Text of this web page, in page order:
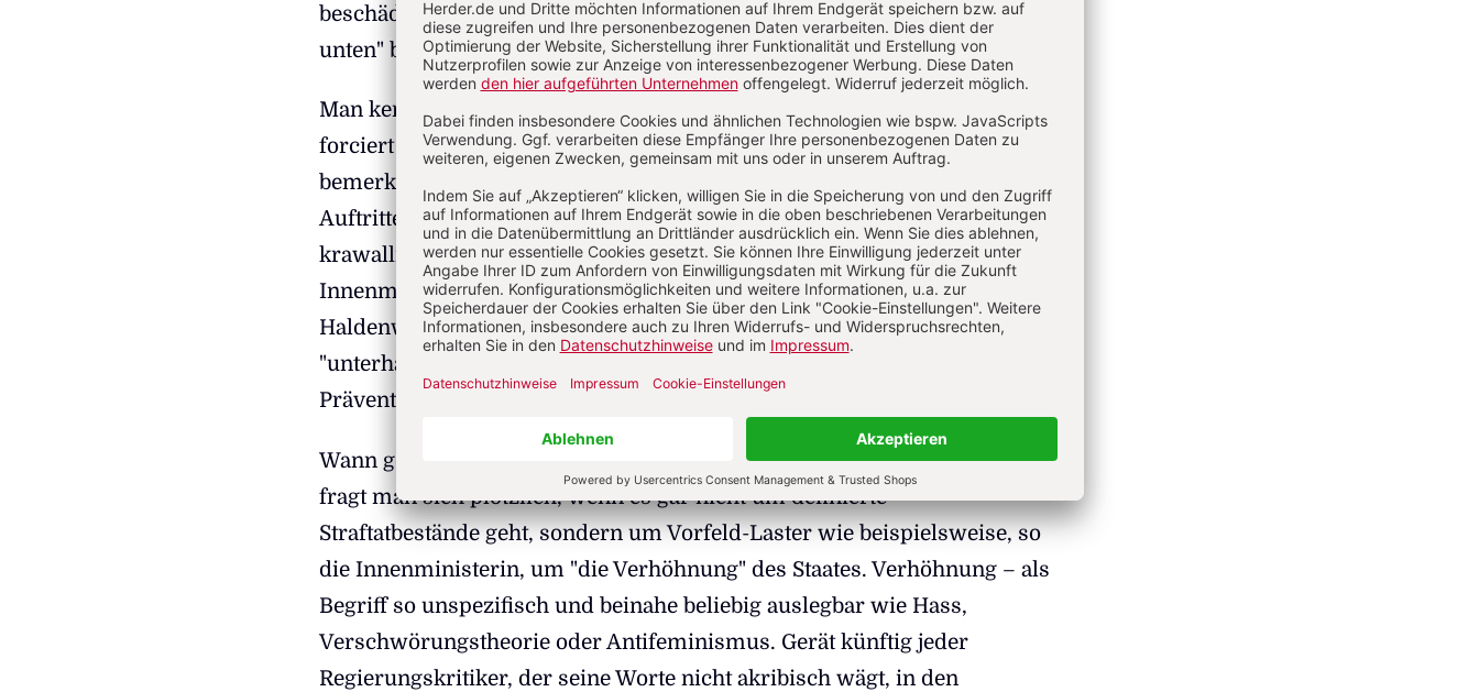
beschädigen, indem er Grundrechte, die von den Rechtsradikalen "von
unten" bedroht werden, sich nun seinerseits "von oben" vorknöpft.
Man kennt diesen Vorbehalt zumal von rechts. Dass er neuerdings auch
forciert von links-liberaler Warte geäußert wird, ist als solches
bemerkenswert, hat aber, sieht man recht, mit einschüchternden
Auftritten der Drei von der Meldestelle zu tun: mit jüngsten, im Stil etwas
krawalligen Pressekonferenzen von Familienministerin Lisa Paus,
Innenministerin Nancy Faeser und Inlandsgeheimdienstchef Thomas
Haldenwang, bei denen es um suspekte Gedanken (!), Worte und Taten
"unterhalb der Strafbarkeitsgrenze" (Paus) ging, um die sich der
Präventionsstaat künftig vermehrt zu kümmern versprach.
Wann gerät ein deutscher Bürger ins Visier des Verfassungsschutzes? So
fragt man sich plötzlich, wenn es gar nicht um definierte
Straftatbestände geht, sondern um Vorfeld-Laster wie beispielsweise, so
die Innenministerin, um "die Verhöhnung" des Staates. Verhöhnung – als
Begriff so unspezifisch und beinahe beliebig auslegbar wie Hass,
Verschwörungstheorie oder Antifeminismus. Gerät künftig jeder
Regierungskritiker, der seine Worte nicht akribisch wägt, in den